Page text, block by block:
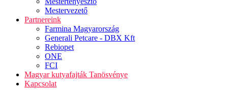
Mestervezető
Partnereink
Farmina Magyarország
Generali Petcare - DBX Kft
Rebiopet
ONE
FCI
Magyar kutyafajták Tanösvénye
Kapcsolat